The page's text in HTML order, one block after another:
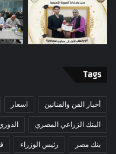
Tags
أخبار الفن والفنانين اسعار
البنك الزراعي المصري
بنك مصر رئيس الوزراء